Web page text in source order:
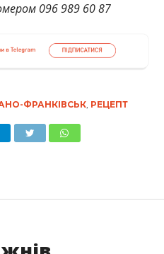
096 989 60 87
ФРАНКІВСЬК, РЕЦЕПТ